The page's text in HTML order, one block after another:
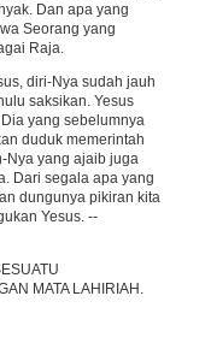
Dan apa yang
Seorang yang
Raja.
diri-Nya sudah jauh
saksikan. Yesus
yang sebelumnya
duduk memerintah
Nya yang ajaib juga
Dari segala apa yang
dungunya pikiran kita
Yesus. --
MATA LAHIRIAH.